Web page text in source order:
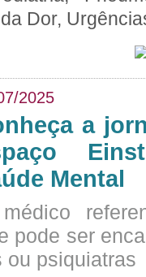
Dor,
2025
a
Mental
pode ser
ou psiquiatras